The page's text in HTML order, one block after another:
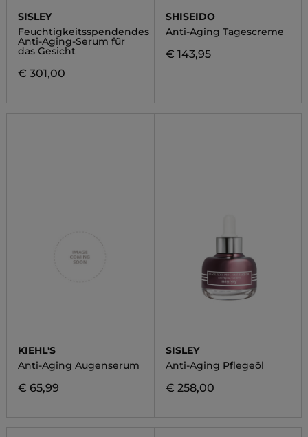
SISLEY
Feuchtigkeitsspendendes
Anti-Aging-Serum für
das Gesicht
€ 301,00
SHISEIDO
Anti-Aging Tagescreme
€ 143,95
KIEHL'S
Anti-Aging Augenserum
€ 65,99
SISLEY
Anti-Aging Pflegeöl
€ 258,00